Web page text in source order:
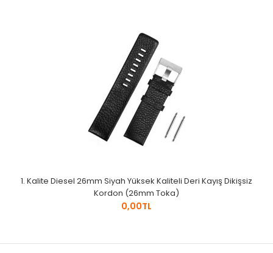
1. Kalite Diesel 26mm Siyah Yüksek Kaliteli Deri Kayış Dikişsiz
Kordon (26mm Toka)
0,00TL